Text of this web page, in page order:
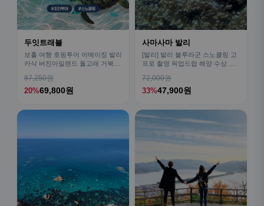
두잇트래블
보홀 여행 호핑투어 어메이징 발리
카삭 버진아일랜드 돌고래 거북이
87,250원
20%69,800원
사마사마 발리
[발리] 발리 블루라군 스노쿨링 고
프로 촬영 픽업드랍 해양 수상 액
72,000원
33%47,900원